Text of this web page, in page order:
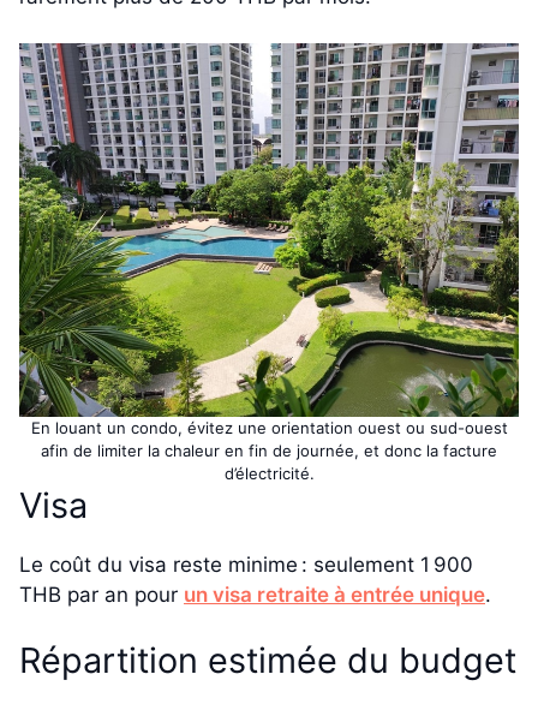
En louant un condo, évitez une orientation ouest ou sud-ouest
afin de limiter la chaleur en fin de journée, et donc la facture
d’électricité.
Visa
Le coût du visa reste minime : seulement 1 900
THB par an pour un visa retraite à entrée unique.
Répartition estimée du budget